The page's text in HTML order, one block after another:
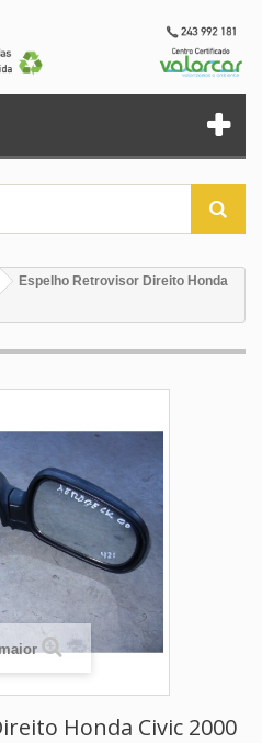
Espelho Retrovisor Direito Honda
Honda Civic 2000